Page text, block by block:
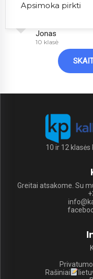
Apsimoka pirkti
Jonas
10 klasė
10 ir 12
Greitai atsakome. Su
Rašiniai